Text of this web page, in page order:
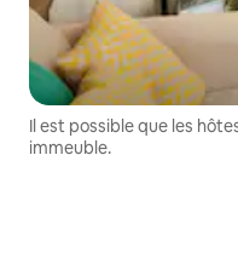
Il est possible que les
immeuble.